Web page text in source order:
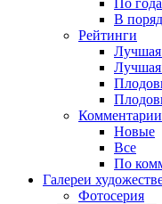
В
Рейтинги
Лучшая
Лучшая
Комментарии
Новые
Все
По
Галереи
Фотосерия